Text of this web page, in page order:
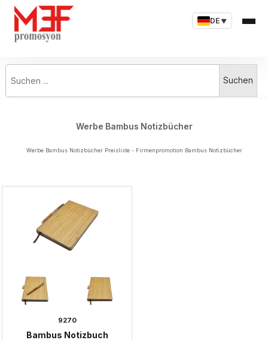
DE ▼
Suchen ...
Suchen
Werbe Bambus Notizbücher
Werbe Bambus Notizbücher Preisliste - Firmenpromotion Bambus Notizbücher
9270
Bambus Notizbuch